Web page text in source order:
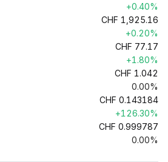
+0.40%
CHF 1,925.16
+0.20%
CHF 77.17
+1.80%
CHF 1.042
0.00%
CHF 0.143184
+126.30%
CHF 0.999787
0.00%